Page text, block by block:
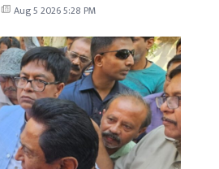
Aug 5 2026 5:28 PM